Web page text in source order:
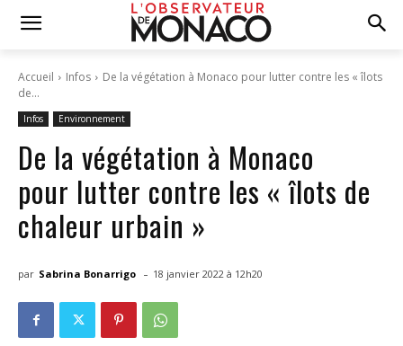
Accueil Infos
De la végétation à Monaco pour lutter contre les « îlots
de...
Infos Environnement
De la végétation à Monaco
pour lutter contre les « îlots de
chaleur urbain »
par Sabrina Bonarrigo - 18 janvier 2022 à 12h20